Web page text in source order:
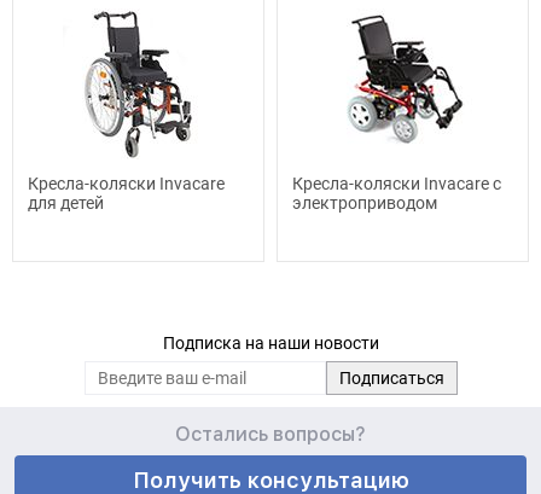
Кресла-коляски Invacare
для детей
Кресла-коляски Invacare с
электроприводом
Подписка на наши новости
Остались вопросы?
Получить консультацию